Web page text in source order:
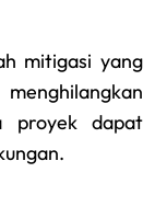
mitigasi yang
proyek dapat